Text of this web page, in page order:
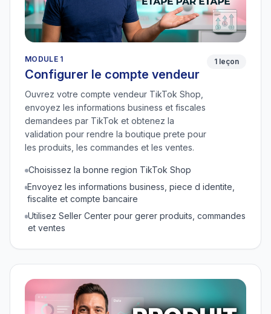
MODULE 1
Configurer le compte vendeur
Ouvrez votre compte vendeur TikTok Shop,
envoyez les informations business et fiscales
demandees par TikTok et obtenez la
validation pour rendre la boutique prete pour
les produits, les commandes et les ventes.
1 leçon
Choisissez la bonne region TikTok Shop
Envoyez les informations business, piece d identite,
fiscalite et compte bancaire
Utilisez Seller Center pour gerer produits, commandes
et ventes